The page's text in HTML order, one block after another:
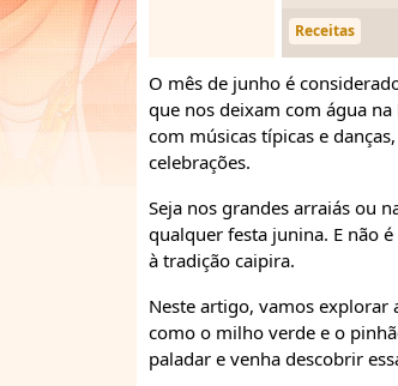
Receitas
O mês de junho é
que nos deixam com água na
com músicas típicas e
celebrações.
Seja nos grandes arraiás ou
qualquer festa junina. E não é
à tradição caipira.
Neste artigo, vamos explorar
como o milho verde e o
paladar e venha descobrir